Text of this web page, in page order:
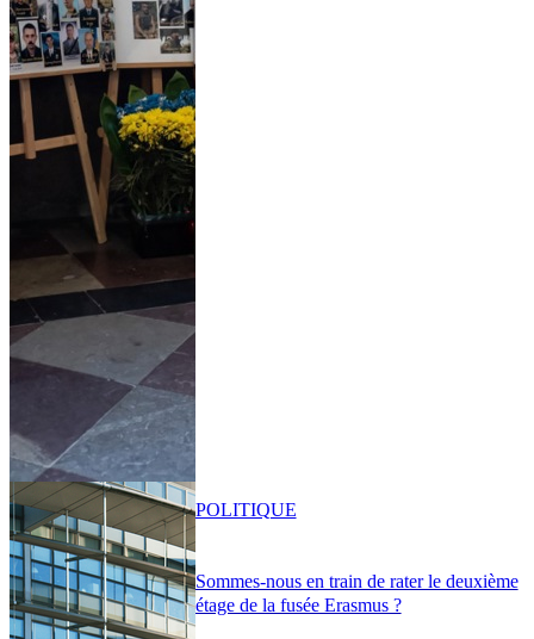
Sommes-nous en train de rater le deuxième
étage de la fusée Erasmus ?
POLITIQUE